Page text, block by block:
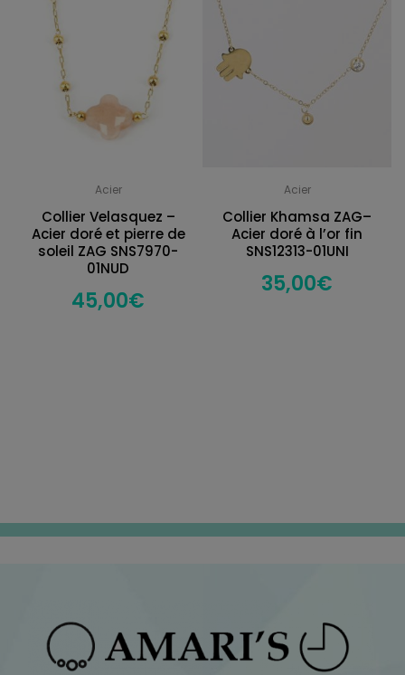
Acier
Collier Velasquez –
Acier doré et pierre de
soleil ZAG SNS7970-
01NUD
45,00€
Acier
Collier Khamsa ZAG–
Acier doré à l’or fin
SNS12313-01UNI
35,00€